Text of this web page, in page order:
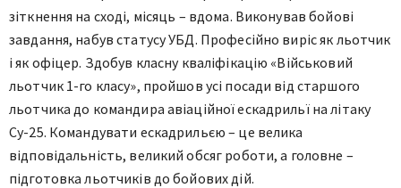
зіткнення на сході, місяць – вдома. Виконував бойові
завдання, набув статусу УБД. Професійно виріс як льотчик
і як офіцер. Здобув класну кваліфікацію «Військовий
льотчик 1-го класу», пройшов усі посади від старшого
льотчика до командира авіаційної ескадрильї на літаку
Су-25. Командувати ескадрильєю – це велика
відповідальність, великий обсяг роботи, а головне –
підготовка льотчиків до бойових дій.